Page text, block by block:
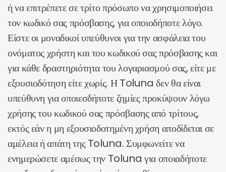
ή να επιτρέπετε σε τρίτο πρόσωπο να χρησιμοποιήσει
τον κωδικό σας πρόσβασης, για οποιοδήποτε λόγο.
Είστε οι μοναδικοί υπεύθυνοι για την ασφάλεια του
ονόματος χρήστη και του κωδικού σας πρόσβασης και
για κάθε δραστηριότητα του λογαριασμού σας, είτε με
εξουσιοδότηση είτε χωρίς. Η Toluna δεν θα είναι
υπεύθυνη για οποιεσδήποτε ζημίες προκύψουν λόγω
χρήσης του κωδικού σας πρόσβασης από τρίτους,
εκτός εάν η μη εξουσιοδοτημένη χρήση αποδίδεται σε
αμέλεια ή απάτη της Toluna. Συμφωνείτε να
ενημερώσετε αμέσως την Toluna για οποιαδήποτε